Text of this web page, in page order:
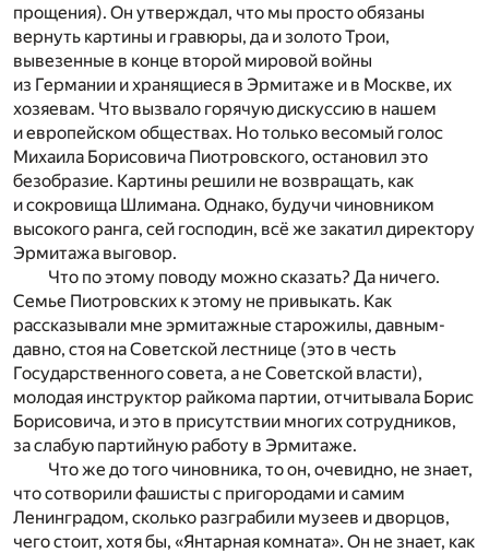
прощения). Он утверждал, что мы просто обязаны
вернуть картины и гравюры, да и золото Трои,
вывезенные в конце второй мировой войны
из Германии и хранящиеся в Эрмитаже и в Москве, их
хозяевам. Что вызвало горячую дискуссию в нашем
и европейском обществах. Но только весомый голос
Михаила Борисовича Пиотровского, остановил это
безобразие. Картины решили не возвращать, как
и сокровища Шлимана. Однако, будучи чиновником
высокого ранга, сей господин, всё же закатил директору
Эрмитажа выговор.
Что по этому поводу можно сказать? Да ничего.
Семье Пиотровских к этому не привыкать. Как
рассказывали мне эрмитажные старожилы, давным-
давно, стоя на Советской лестнице (это в честь
Государственного совета, а не Советской власти),
молодая инструктор райкома партии, отчитывала Борис
Борисовича, и это в присутствии многих сотрудников,
за слабую партийную работу в Эрмитаже.
Что же до того чиновника, то он, очевидно, не знает,
что сотворили фашисты с пригородами и самим
Ленинградом, сколько разграбили музеев и дворцов,
чего стоит, хотя бы, «Янтарная комната». Он не знает, как